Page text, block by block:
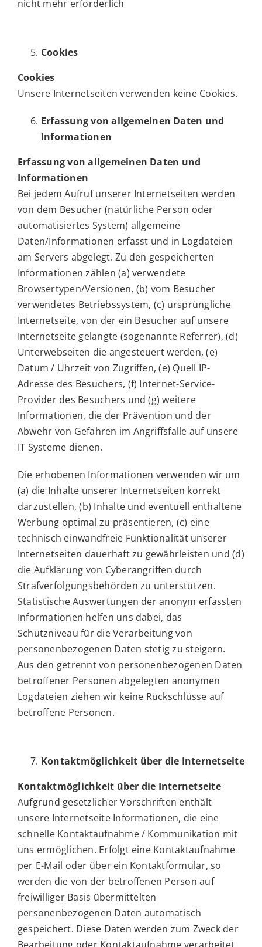
nicht mehr erforderlich
Cookies
Cookies
Unsere Internetseiten verwenden keine Cookies.
Erfassung von allgemeinen Daten und
Informationen
Erfassung von allgemeinen Daten und
Informationen
Bei jedem Aufruf unserer Internetseiten werden
von dem Besucher (natürliche Person oder
automatisiertes System) allgemeine
Daten/Informationen erfasst und in Logdateien
am Servers abgelegt. Zu den gespeicherten
Informationen zählen (a) verwendete
Browsertypen/Versionen, (b) vom Besucher
verwendetes Betriebssystem, (c) ursprüngliche
Internetseite, von der ein Besucher auf unsere
Internetseite gelangte (sogenannte Referrer), (d)
Unterwebseiten die angesteuert werden, (e)
Datum / Uhrzeit von Zugriffen, (e) Quell IP-
Adresse des Besuchers, (f) Internet-Service-
Provider des Besuchers und (g) weitere
Informationen, die der Prävention und der
Abwehr von Gefahren im Angriffsfalle auf unsere
IT Systeme dienen.
Die erhobenen Informationen verwenden wir um
(a) die Inhalte unserer Internetseiten korrekt
darzustellen, (b) Inhalte und eventuell enthaltene
Werbung optimal zu präsentieren, (c) eine
technisch einwandfreie Funktionalität unserer
Internetseiten dauerhaft zu gewährleisten und (d)
die Aufklärung von Cyberangriffen durch
Strafverfolgungsbehörden zu unterstützen.
Statistische Auswertungen der anonym erfassten
Informationen helfen uns dabei, das
Schutzniveau für die Verarbeitung von
personenbezogenen Daten stetig zu steigern.
Aus den getrennt von personenbezogenen Daten
betroffener Personen abgelegten anonymen
Logdateien ziehen wir keine Rückschlüsse auf
betroffene Personen.
Kontaktmöglichkeit über die Internetseite
Kontaktmöglichkeit über die Internetseite
Aufgrund gesetzlicher Vorschriften enthält
unsere Internetseite Informationen, die eine
schnelle Kontaktaufnahme / Kommunikation mit
uns ermöglichen. Erfolgt eine Kontaktaufnahme
per E-Mail oder über ein Kontaktformular, so
werden die von der betroffenen Person auf
freiwilliger Basis übermittelten
personenbezogenen Daten automatisch
gespeichert. Diese Daten werden zum Zweck der